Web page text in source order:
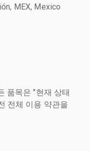
MEX, Mexico
품목은 "현재 상태
전체 이용 약관을